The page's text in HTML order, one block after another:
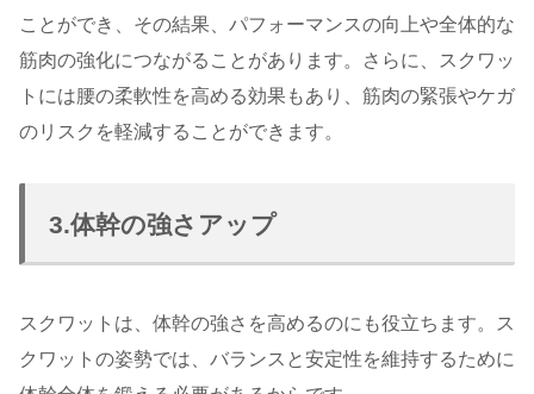
ことができ、その結果、パフォーマンスの向上や全体的な
筋肉の強化につながることがあります。さらに、スクワッ
トには腰の柔軟性を高める効果もあり、筋肉の緊張やケガ
のリスクを軽減することができます。
3.体幹の強さアップ
スクワットは、体幹の強さを高めるのにも役立ちます。ス
クワットの姿勢では、バランスと安定性を維持するために